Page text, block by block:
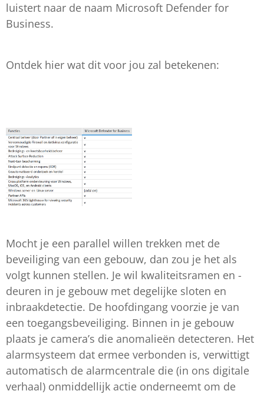
luistert naar de naam Microsoft Defender for
Business.
Ontdek hier wat dit voor jou zal betekenen:
Mocht je een parallel willen trekken met de
beveiliging van een gebouw, dan zou je het als
volgt kunnen stellen. Je wil kwaliteitsramen en -
deuren in je gebouw met degelijke sloten en
inbraakdetectie. De hoofdingang voorzie je van
een toegangsbeveiliging. Binnen in je gebouw
plaats je camera’s die anomalieën detecteren. Het
alarmsysteem dat ermee verbonden is, verwittigt
automatisch de alarmcentrale die (in ons digitale
verhaal) onmiddellijk actie onderneemt om de